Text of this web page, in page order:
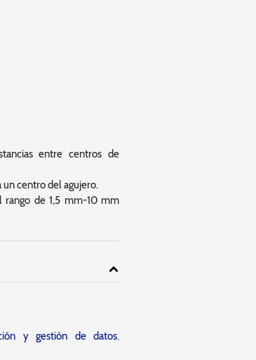
entre centros de
un centro del agujero.
rango de 1,5 mm-10 mm
y gestión de datos,